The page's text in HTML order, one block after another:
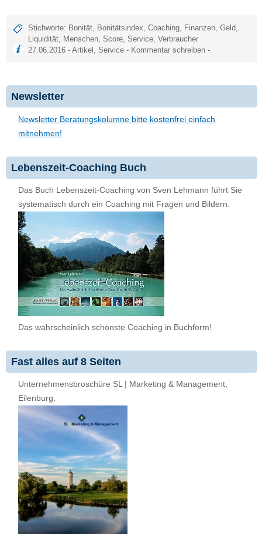
Stichworte: Bonität Bonitätsindex ,Coaching Finanzen ,Geld
Liquidität Menschen ,Score ,Service ,Verbraucher
27.06.2016 -Artikel ,Service - Kommentar schreiben -
Newsletter
Newsletter Beratungskolumne bitte kostenfrei einfach
mitnehmen!
Lebenszeit-Coaching Buch
Das Buch Lebenszeit-Coaching von Sven Lehmann führt Sie
systematisch durch ein Coaching mit Fragen und Bildern.
Das wahrscheinlich schönste Coaching in Buchform!
Fast alles auf 8 Seiten
Unternehmensbroschüre SL | Marketing & Management,
Eilenburg.